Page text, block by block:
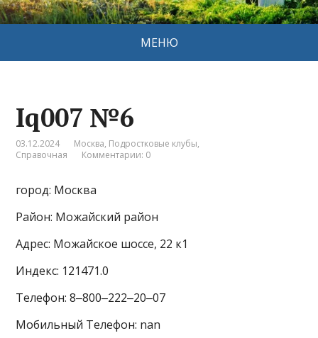
МЕНЮ
Iq007 №6
03.12.2024 Москва, Подростковые клубы,
Справочная
Комментарии: 0
город: Москва
Район: Можайский район
Адрес: Можайское шоссе, 22 к1
Индекс: 121471.0
Телефон: 8‒800‒222‒20‒07
Мобильный Телефон: nan